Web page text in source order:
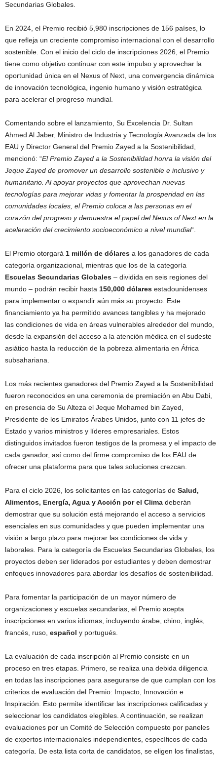
Secundarias Globales.
En 2024, el Premio recibió 5,980 inscripciones de 156 países, lo
que refleja un creciente compromiso internacional con el desarrollo
sostenible. Con el inicio del ciclo de inscripciones 2026, el Premio
tiene como objetivo continuar con este impulso y aprovechar la
oportunidad única en el Nexus of Next, una convergencia dinámica
de innovación tecnológica, ingenio humano y visión estratégica
para acelerar el progreso mundial.
Comentando sobre el lanzamiento, Su Excelencia Dr. Sultan
Ahmed Al Jaber, Ministro de Industria y Tecnología Avanzada de los
EAU y Director General del Premio Zayed a la Sostenibilidad,
mencionó: “El Premio Zayed a la Sostenibilidad honra la visión del
Jeque Zayed de promover un desarrollo sostenible e inclusivo y
humanitario. Al apoyar proyectos que aprovechan nuevas
tecnologías para mejorar vidas y fomentar la prosperidad en las
comunidades locales, el Premio coloca a las personas en el
corazón del progreso y demuestra el papel del Nexus of Next en la
aceleración del crecimiento socioeconómico a nivel mundial“.
El Premio otorgará 1 millón de dólares a los ganadores de cada
categoría organizacional, mientras que los de la categoría
Escuelas Secundarias Globales – dividida en seis regiones del
mundo – podrán recibir hasta 150,000 dólares estadounidenses
para implementar o expandir aún más su proyecto. Este
financiamiento ya ha permitido avances tangibles y ha mejorado
las condiciones de vida en áreas vulnerables alrededor del mundo,
desde la expansión del acceso a la atención médica en el sudeste
asiático hasta la reducción de la pobreza alimentaria en África
subsahariana.
Los más recientes ganadores del Premio Zayed a la Sostenibilidad
fueron reconocidos en una ceremonia de premiación en Abu Dabi,
en presencia de Su Alteza el Jeque Mohamed bin Zayed,
Presidente de los Emiratos Árabes Unidos, junto con 11 jefes de
Estado y varios ministros y líderes empresariales. Estos
distinguidos invitados fueron testigos de la promesa y el impacto de
cada ganador, así como del firme compromiso de los EAU de
ofrecer una plataforma para que tales soluciones crezcan.
Para el ciclo 2026, los solicitantes en las categorías de Salud,
Alimentos, Energía, Agua y Acción por el Clima deberán
demostrar que su solución está mejorando el acceso a servicios
esenciales en sus comunidades y que pueden implementar una
visión a largo plazo para mejorar las condiciones de vida y
laborales. Para la categoría de Escuelas Secundarias Globales, los
proyectos deben ser liderados por estudiantes y deben demostrar
enfoques innovadores para abordar los desafíos de sostenibilidad.
Para fomentar la participación de un mayor número de
organizaciones y escuelas secundarias, el Premio acepta
inscripciones en varios idiomas, incluyendo árabe, chino, inglés,
francés, ruso, español y portugués.
La evaluación de cada inscripción al Premio consiste en un
proceso en tres etapas. Primero, se realiza una debida diligencia
en todas las inscripciones para asegurarse de que cumplan con los
criterios de evaluación del Premio: Impacto, Innovación e
Inspiración. Esto permite identificar las inscripciones calificadas y
seleccionar los candidatos elegibles. A continuación, se realizan
evaluaciones por un Comité de Selección compuesto por paneles
de expertos internacionales independientes, específicos de cada
categoría. De esta lista corta de candidatos, se eligen los finalistas,